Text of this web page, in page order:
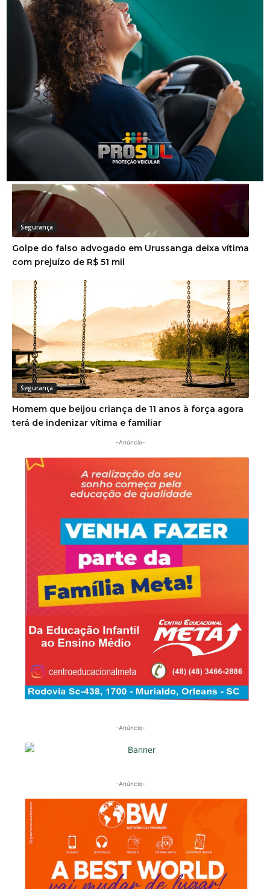
Homem é preso por descumprir medida protetiva
em Urussanga
Segurança
Golpe do falso advogado em Urussanga deixa vítima
com prejuízo de R$ 51 mil
Segurança
Homem que beijou criança de 11 anos à força agora
terá de indenizar vítima e familiar
-Anúncio-
-Anúncio-
-Anúncio-